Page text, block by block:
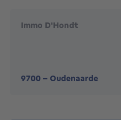
Immo D'Hondt
9700 - Oudenaarde